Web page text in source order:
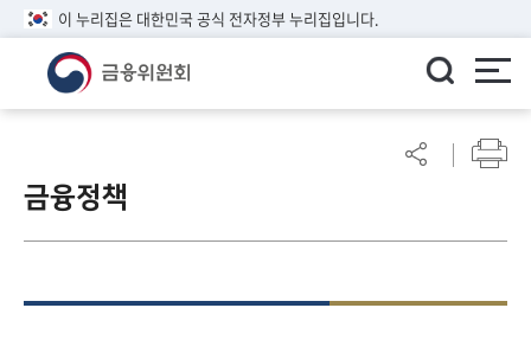
이 누리집은 대한민국 공식 전자정부 누리집입니다.
린
이알
금융정책